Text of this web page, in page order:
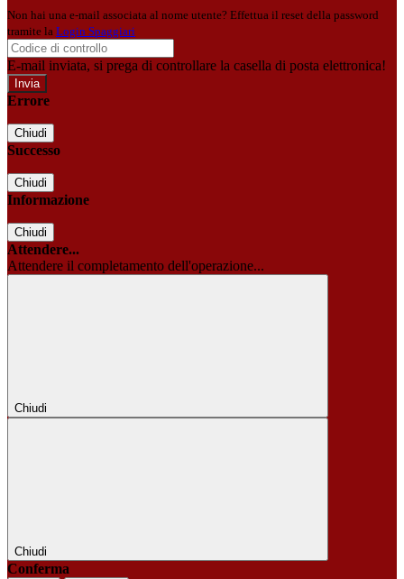
Non hai una e-mail associata al nome utente? Effettua il reset della password
tramite la Login Spaggiari
E-mail inviata, si prega di controllare la casella di posta elettronica!
Errore
Chiudi
Successo
Chiudi
Informazione
Chiudi
Attendere...
Attendere il completamento dell'operazione...
Chiudi
Chiudi
Conferma